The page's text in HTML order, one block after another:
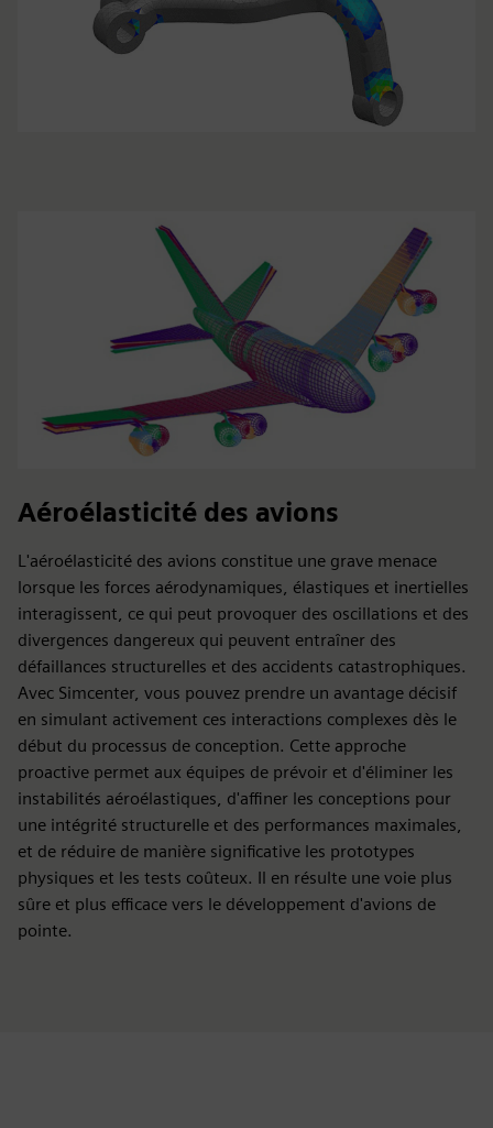
Aéroélasticité des avions
L'aéroélasticité des avions constitue une grave menace
lorsque les forces aérodynamiques, élastiques et inertielles
interagissent, ce qui peut provoquer des oscillations et des
divergences dangereux qui peuvent entraîner des
défaillances structurelles et des accidents catastrophiques.
Avec Simcenter, vous pouvez prendre un avantage décisif
en simulant activement ces interactions complexes dès le
début du processus de conception. Cette approche
proactive permet aux équipes de prévoir et d'éliminer les
instabilités aéroélastiques, d'affiner les conceptions pour
une intégrité structurelle et des performances maximales,
et de réduire de manière significative les prototypes
physiques et les tests coûteux. Il en résulte une voie plus
sûre et plus efficace vers le développement d'avions de
pointe.